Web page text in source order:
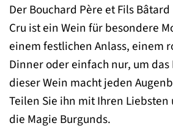
Der Bouchard Père et Fils
Cru ist ein Wein für besondere
einem festlichen Anlass, einem
Dinner oder einfach nur, um
dieser Wein macht jeden
Teilen Sie ihn mit Ihren
die Magie Burgunds.